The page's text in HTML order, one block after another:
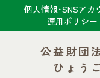
個人情報･SNSアカ
運用ポリシー
公益財団
ひょう